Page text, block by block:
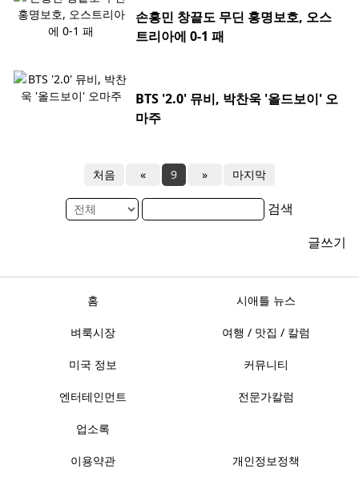
손흥민 창끝도 무딘 홍명보호, 오스
트리아에 0-1 패
BTS '2.0' 뮤비, 박찬욱 '올드보이' 오
마주
처음 « 9 » 마지막
검색
글쓰기
홈 시애틀 뉴스
벼룩시장 여행 / 맛집 / 칼럼
미국 정보 커뮤니티
엔터테인먼트 전문가칼럼
업소록
이용약관 개인정보정책